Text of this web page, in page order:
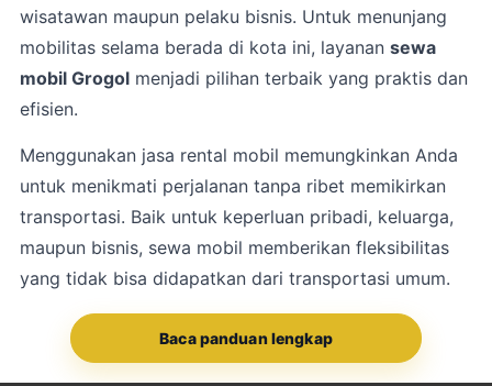
wisatawan maupun pelaku bisnis. Untuk menunjang
mobilitas selama berada di kota ini, layanan sewa
mobil Grogol menjadi pilihan terbaik yang praktis dan
efisien.
Menggunakan jasa rental mobil memungkinkan Anda
untuk menikmati perjalanan tanpa ribet memikirkan
transportasi. Baik untuk keperluan pribadi, keluarga,
maupun bisnis, sewa mobil memberikan fleksibilitas
yang tidak bisa didapatkan dari transportasi umum.
Baca panduan lengkap